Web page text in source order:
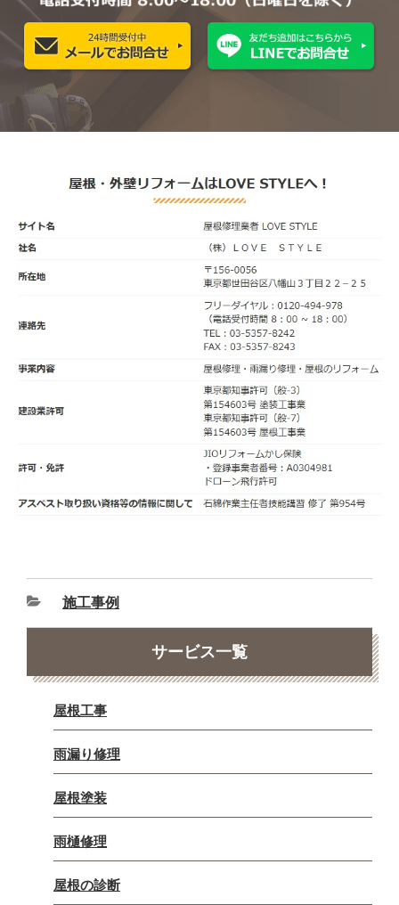
施工事例
サービス一覧
屋根工事
雨漏り修理
屋根塗装
雨樋修理
屋根の診断